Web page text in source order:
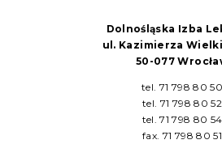
Dolnośląska Izba
ul. Kazimierza
50-077
tel. 71 798 80 50
tel. 71 798 80 52
tel. 71 798 80 54
fax. 71 798 80 51